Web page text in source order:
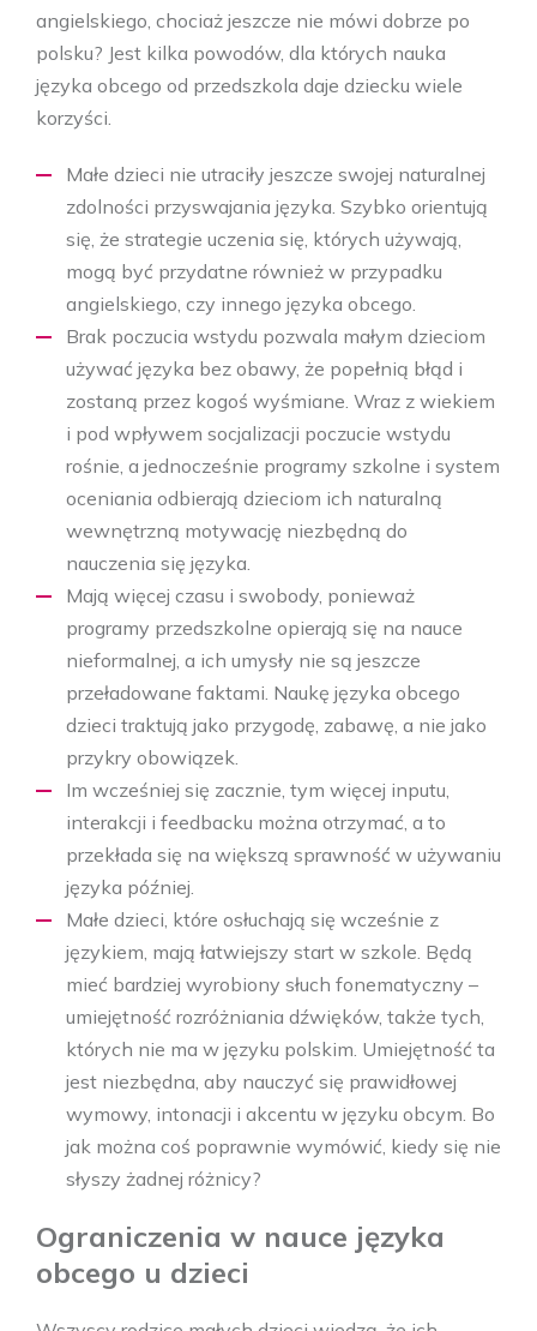
angielskiego, chociaż jeszcze nie mówi dobrze po
polsku? Jest kilka powodów, dla których nauka
języka obcego od przedszkola daje dziecku wiele
korzyści.
Małe dzieci nie utraciły jeszcze swojej naturalnej
zdolności przyswajania języka. Szybko orientują
się, że strategie uczenia się, których używają,
mogą być przydatne również w przypadku
angielskiego, czy innego języka obcego.
Brak poczucia wstydu pozwala małym dzieciom
używać języka bez obawy, że popełnią błąd i
zostaną przez kogoś wyśmiane. Wraz z wiekiem
i pod wpływem socjalizacji poczucie wstydu
rośnie, a jednocześnie programy szkolne i system
oceniania odbierają dzieciom ich naturalną
wewnętrzną motywację niezbędną do
nauczenia się języka.
Mają więcej czasu i swobody, ponieważ
programy przedszkolne opierają się na nauce
nieformalnej, a ich umysły nie są jeszcze
przeładowane faktami. Naukę języka obcego
dzieci traktują jako przygodę, zabawę, a nie jako
przykry obowiązek.
Im wcześniej się zacznie, tym więcej inputu,
interakcji i feedbacku można otrzymać, a to
przekłada się na większą sprawność w używaniu
języka później.
Małe dzieci, które osłuchają się wcześnie z
językiem, mają łatwiejszy start w szkole. Będą
mieć bardziej wyrobiony słuch fonematyczny –
umiejętność rozróżniania dźwięków, także tych,
których nie ma w języku polskim. Umiejętność ta
jest niezbędna, aby nauczyć się prawidłowej
wymowy, intonacji i akcentu w języku obcym. Bo
jak można coś poprawnie wymówić, kiedy się nie
słyszy żadnej różnicy?
Ograniczenia w nauce języka
obcego u dzieci